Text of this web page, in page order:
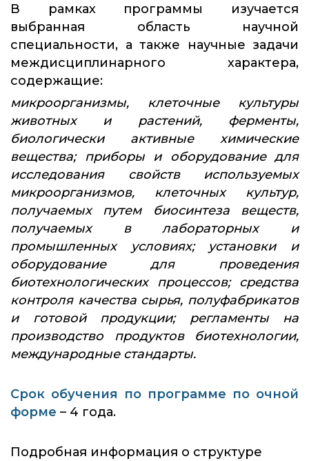
В рамках программы изучается
выбранная область научной
специальности, а также научные задачи
междисциплинарного характера,
содержащие:
микроорганизмы, клеточные культуры
животных и растений, ферменты,
биологически активные химические
вещества; приборы и оборудование для
исследования свойств используемых
микроорганизмов, клеточных культур,
получаемых путем биосинтеза веществ,
получаемых в лабораторных и
промышленных условиях; установки и
оборудование для проведения
биотехнологических процессов; средства
контроля качества сырья, полуфабрикатов
и готовой продукции; регламенты на
производство продуктов биотехнологии,
международные стандарты.
Срок обучения по программе по очной
форме – 4 года.
Подробная информация о структуре